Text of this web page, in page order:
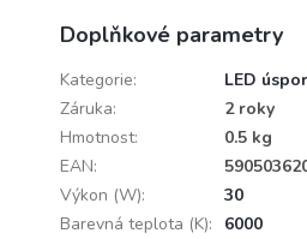
Doplňkové parametry
Kategorie:
LED
Záruka:
2 roky
Hmotnost:
0.5 kg
EAN:
Výkon (W):
30
Barevná teplota (K):
6000